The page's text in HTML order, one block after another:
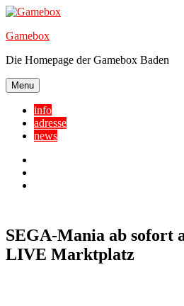
Skip
content
Gamebox
Die Homepage der Gamebox Baden
Menu
info
adresse
news
SEGA-Mania ab sofort
LIVE Marktplatz